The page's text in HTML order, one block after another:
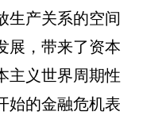
生产关系的空间
展，带来了资本
主义世界周期性
始的金融危机表